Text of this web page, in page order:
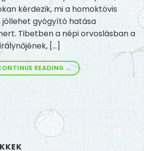
kérdezik, mi a homoktövis
jóllehet gyógyító hatása
Tibetben a népi orvoslásban a
[…]
READING →